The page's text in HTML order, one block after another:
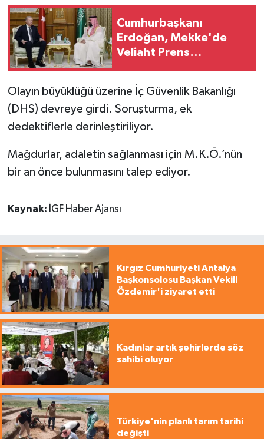
Cumhurbaşkanı
Erdoğan, Mekke'de
Veliaht Prens
ile görüştü
Olayın büyüklüğü üzerine İç Güvenlik Bakanlığı
(DHS) devreye girdi. Soruşturma, ek
dedektiflerle derinleştiriliyor.
Mağdurlar, adaletin sağlanması için M.K.Ö.’nün
bir an önce bulunmasını talep ediyor.
Kaynak: İGF Haber Ajansı
Kırgız Cumhuriyeti Antalya
Başkonsolosu Başkan Vekili
Özdemir'i ziyaret etti
Kadınlar artık şehirlerde söz
sahibi oluyor
Türkiye'nin planlı tarım tarihi
değişti